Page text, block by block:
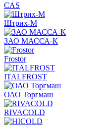
CAS
Штрих-М
ЗАО МАССА-К
Frostor
ITALFROST
ОАО Торгмаш
RIVACOLD